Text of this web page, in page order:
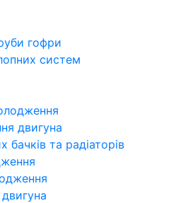
гофри
систем
двигуна
та радіаторів